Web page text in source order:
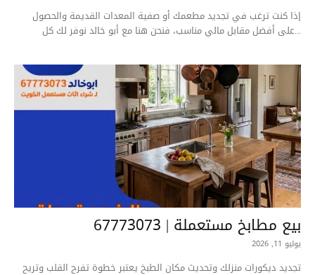
إذا كنت ترغب في تجديد مطعمك أو صفية المعدات القديمة والحصول
على أفضل مقابل مالي مناسب، فنحن هنا مع أبو خالد نوفر لك كل...
بيع مطابخ مستعملة | 67773073
يوليو 11, 2026
تجديد ديكورات منزلك وتحديث مكان الطبخ يعتبر خطوة تفرح القلب وتريح